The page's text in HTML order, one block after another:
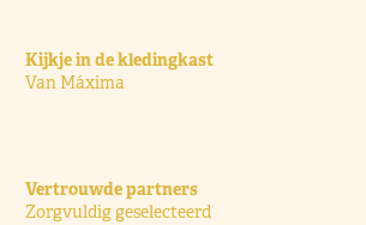
Kijkje in de kledingkast
Van Máxima
Vertrouwde partners
Zorgvuldig geselecteerd